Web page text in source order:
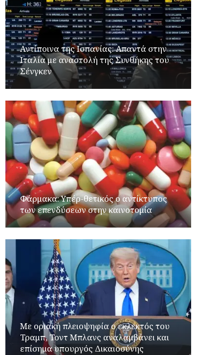
Αντίποινα της Ισπανίας: Απαντά στην
Ιταλία με αναστολή της Συνθήκης του
Σένγκεν
Φάρμακα: Υπέρ-θετικός ο αντίκτυπος
των επενδύσεων στην καινοτομία
Με οριακή πλειοψηφία ο εκλεκτός του
Τραμπ, Τοντ Μπλανς αναλαμβάνει και
επίσημα υπουργός Δικαιοσύνης